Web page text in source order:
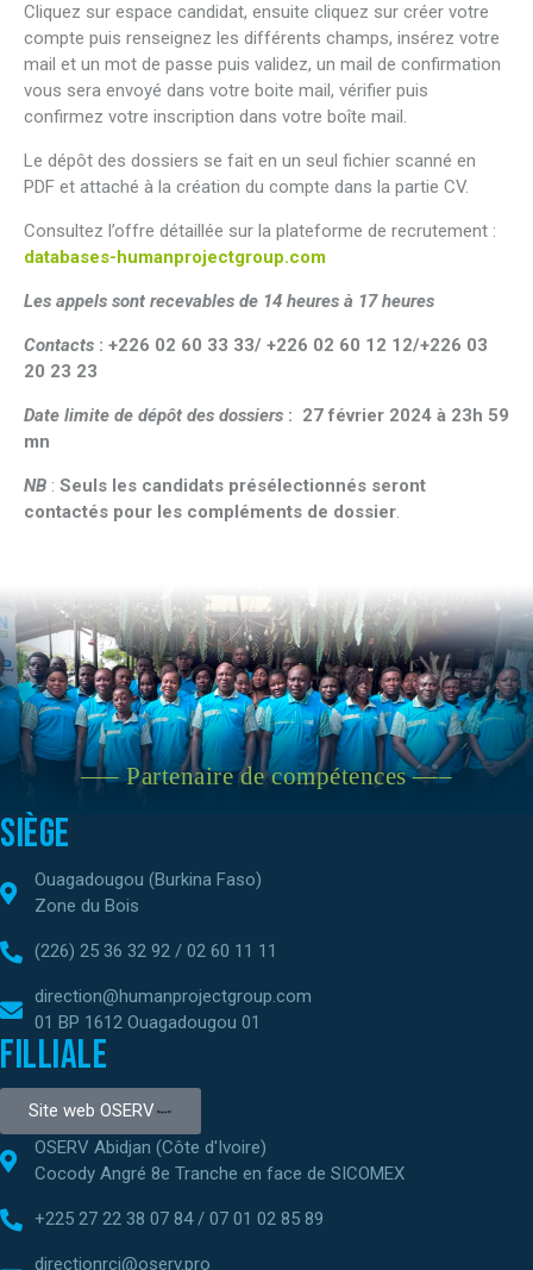
Cliquez sur espace candidat, ensuite cliquez sur créer votre
compte puis renseignez les différents champs, insérez votre
mail et un mot de passe puis validez, un mail de confirmation
vous sera envoyé dans votre boite mail, vérifier puis
confirmez votre inscription dans votre boîte mail.
Le dépôt des dossiers se fait en un seul fichier scanné en
PDF et attaché à la création du compte dans la partie CV.
Consultez l’offre détaillée sur la plateforme de recrutement :
databases-humanprojectgroup.com
Les appels sont recevables de 14 heures à 17 heures
Contacts : +226 02 60 33 33/ +226 02 60 12 12/+226 03
20 23 23
Date limite de dépôt des dossiers : 27 février 2024 à 23h 59
mn
NB : Seuls les candidats présélectionnés seront
contactés pour les compléments de dossier.
—– Partenaire de compétences —–
Siège
Ouagadougou (Burkina Faso)
Zone du Bois
(226) 25 36 32 92 / 02 60 11 11
direction@humanprojectgroup.com
01 BP 1612 Ouagadougou 01
Filliale
Site web OSERV
OSERV Abidjan (Côte d'Ivoire)
Cocody Angré 8e Tranche en face de SICOMEX
+225 27 22 38 07 84 / 07 01 02 85 89
directionrci@oserv.pro